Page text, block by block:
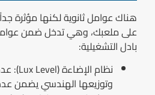
هناك عوامل ثانوية لكنها مؤثرة جداً
على ملعبك، وهي تدخل ضمن
بادلالتشغيلية:
نظام الإضاءة (Lux Level):
عدد
وتوزيعها الهندسي يضمن